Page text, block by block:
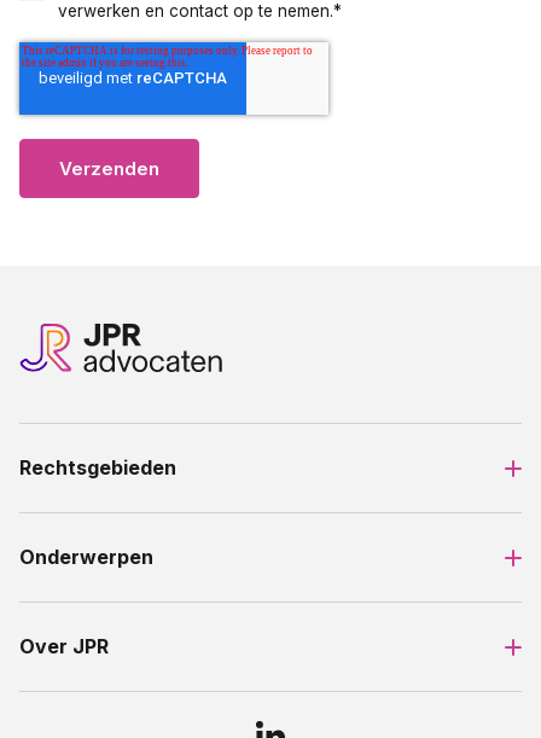
verwerken en contact op te nemen.*
Rechtsgebieden
Onderwerpen
Over JPR